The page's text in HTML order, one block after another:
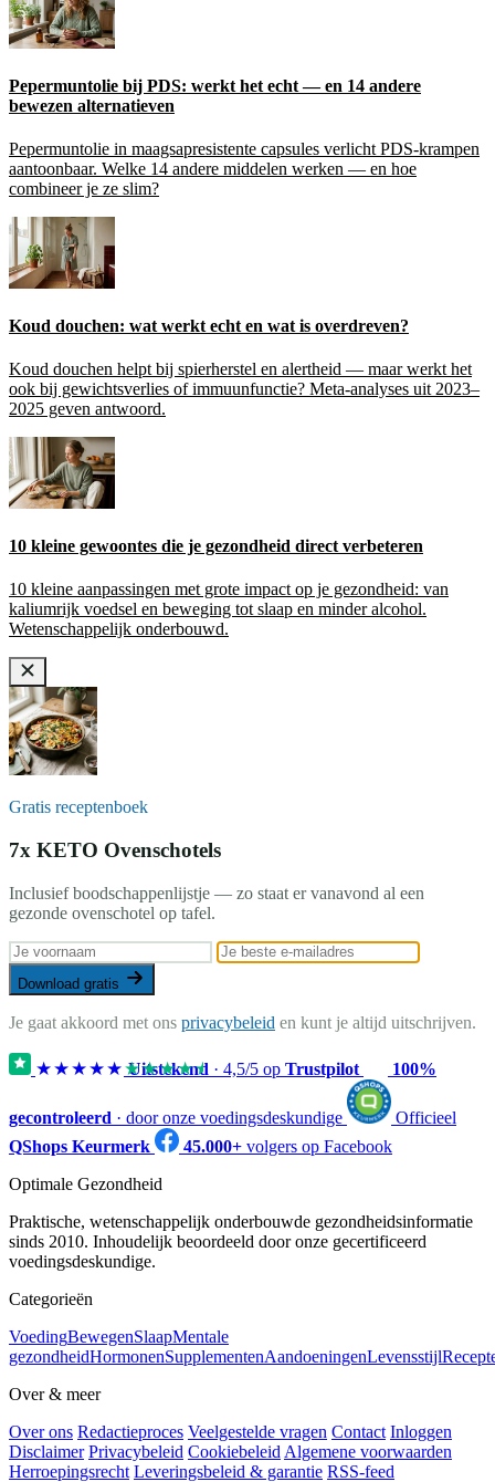
Pepermuntolie bij PDS: werkt het echt — en 14 andere
bewezen alternatieven
Pepermuntolie in maagsapresistente capsules verlicht PDS-krampen
aantoonbaar. Welke 14 andere middelen werken — en hoe
combineer je ze slim?
Koud douchen: wat werkt echt en wat is overdreven?
Koud douchen helpt bij spierherstel en alertheid — maar werkt het
ook bij gewichtsverlies of immuunfunctie? Meta-analyses uit 2023–
2025 geven antwoord.
10 kleine gewoontes die je gezondheid direct verbeteren
10 kleine aanpassingen met grote impact op je gezondheid: van
kaliumrijk voedsel en beweging tot slaap en minder alcohol.
Wetenschappelijk onderbouwd.
Gratis receptenboek
7x KETO Ovenschotels
Inclusief boodschappenlijstje — zo staat er vanavond al een
gezonde ovenschotel op tafel.
Download gratis
Je gaat akkoord met ons privacybeleid en kunt je altijd uitschrijven.
★★★★★★★★★★
Uitstekend · 4,5/5 op Trustpilot 100%
gecontroleerd · door onze voedingsdeskundige
Officieel
QShops Keurmerk
45.000+ volgers op Facebook
Optimale Gezondheid
Praktische, wetenschappelijk onderbouwde gezondheidsinformatie
sinds 2010. Inhoudelijk beoordeeld door onze gecertificeerd
voedingsdeskundige.
Categorieën
VoedingBewegenSlaapMentale
gezondheidHormonenSupplementenAandoeningenLevensstijl
Over & meer
Over ons Redactieproces Veelgestelde vragen Contact Inloggen
Disclaimer Privacybeleid Cookiebeleid Algemene voorwaarden
Herroepingsrecht Leveringsbeleid & garantie RSS-feed